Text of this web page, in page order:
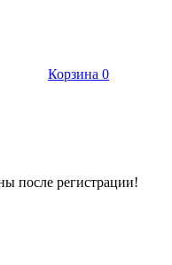
Корзина 0
после регистрации!